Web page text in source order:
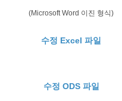
(Microsoft Word 이진 형식)
수정 Excel 파일
수정 ODS 파일